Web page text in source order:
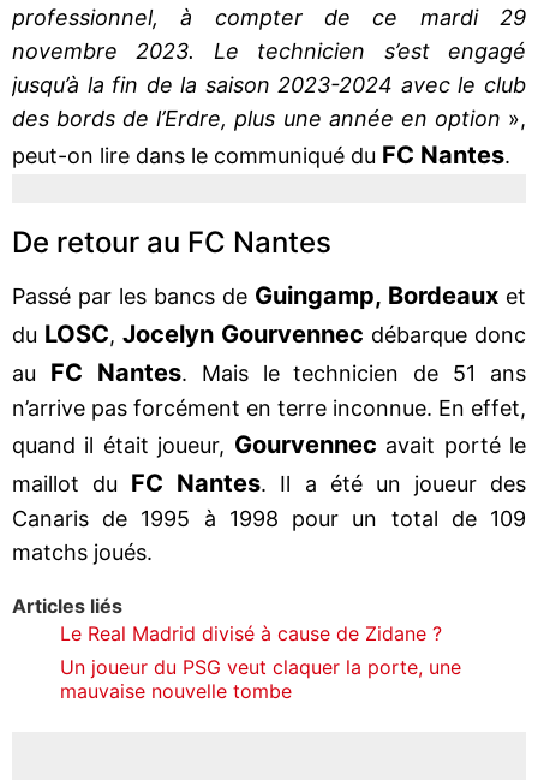
professionnel, à compter de ce mardi 29
novembre 2023. Le technicien s’est engagé
jusqu’à la fin de la saison 2023-2024 avec le club
des bords de l’Erdre, plus une année en option »,
peut-on lire dans le communiqué du FC Nantes.
De retour au FC Nantes
Passé par les bancs de Guingamp, Bordeaux et
du LOSC, Jocelyn Gourvennec débarque donc
au FC Nantes. Mais le technicien de 51 ans
n’arrive pas forcément en terre inconnue. En effet,
quand il était joueur, Gourvennec avait porté le
maillot du FC Nantes. Il a été un joueur des
Canaris de 1995 à 1998 pour un total de 109
matchs joués.
Articles liés
Le Real Madrid divisé à cause de Zidane ?
Un joueur du PSG veut claquer la porte, une
mauvaise nouvelle tombe